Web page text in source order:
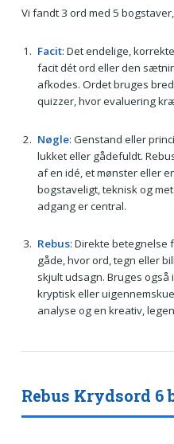
Vi fandt 3 ord med 5
Facit: Det endelige,
facit dét ord eller den
afkodes. Ordet bruges
quizzer, hvor evaluering
Nøgle: Genstand eller
lukket eller gådefuldt.
af en idé, et mønster eller
bogstaveligt, teknisk og
adgang er central.
Rebus: Direkte betegnelse
gåde, hvor ord, tegn eller
skjult udsagn. Bruges
kryptisk eller
analyse og en kreativ,
Rebus Krydsord 6